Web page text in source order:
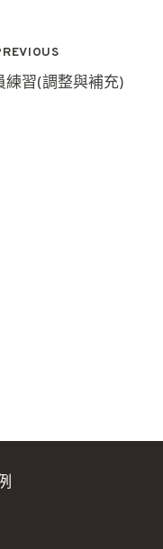
練習(調整與補充)